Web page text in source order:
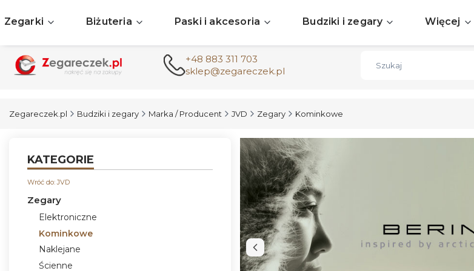
+48 883 311 703
sklep@zegareczek.pl
Zegarki Biżuteria Paski i akcesoria Budziki i zegary Więcej
Zegareczek.pl Budziki i zegary Marka / Producent JVD Zegary Kominkowe
KATEGORIE
Wróć do: JVD
Zegary
Elektroniczne
Kominkowe
Naklejane
Ścienne